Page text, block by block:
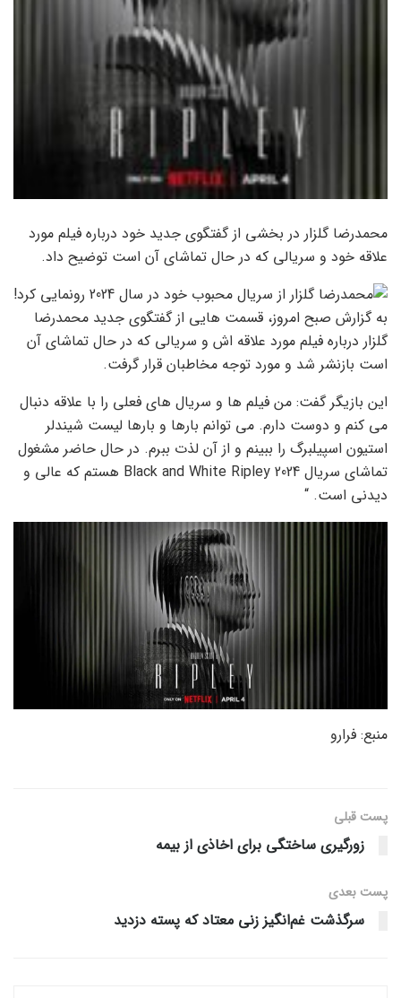
محمدرضا گلزار در بخشی از گفتگوی جدید خود درباره فیلم مورد
علاقه خود و سریالی که در حال تماشای آن است توضیح داد.
به گزارش صبح امروز، قسمت هایی از گفتگوی جدید محمدرضا
گلزار درباره فیلم مورد علاقه اش و سریالی که در حال تماشای آن
است بازنشر شد و مورد توجه مخاطبان قرار گرفت.
این بازیگر گفت: من فیلم ها و سریال های فعلی را با علاقه دنبال
می کنم و دوست دارم. می توانم بارها و بارها لیست شیندلر
استیون اسپیلبرگ را ببینم و از آن لذت ببرم. در حال حاضر مشغول
تماشای سریال Black and White Ripley 2024 هستم که عالی و
دیدنی است. “
منبع: فرارو
پست قبلی
زورگیری ساختگی برای اخاذی از بیمه
پست‌ بعدی
سرگذشت غم‌انگیز زنی معتاد که پسته دزدید